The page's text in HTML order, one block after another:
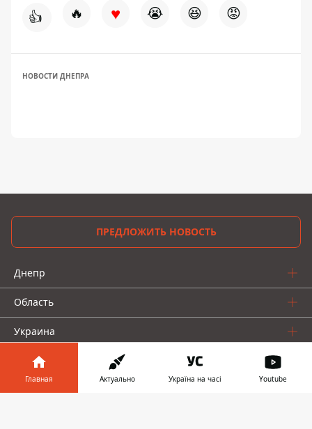
👍 🔥 ♥ 😭 😆 😡
НОВОСТИ ДНЕПРА
ПРЕДЛОЖИТЬ НОВОСТЬ
Днепр
Область
Украина
Реклама
Главная Актуально Україна на часі Youtube